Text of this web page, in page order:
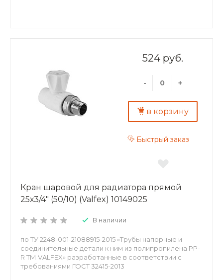
524 руб.
- +
в корзину
Быстрый заказ
Кран шаровой для радиатора прямой
25х3/4" (50/10) (Valfex) 10149025
В наличии
по ТУ 2248-001-21088915-2015 «Трубы напорные и
соединительные детали к ним из полипропилена PP-
R ТМ VALFEX» разработанные в соответствии с
требованиями ГОСТ 32415-2013